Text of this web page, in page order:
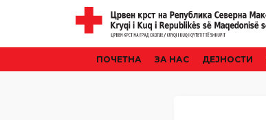
ПОЧЕТНА ЗА НАС ДЕЈНОСТИ